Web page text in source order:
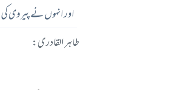
اور انہوں نے پیروی کی
طاہر القادری: